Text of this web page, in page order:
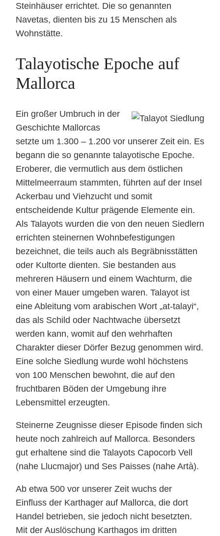
Steinhäuser errichtet. Die so genannten
Navetas, dienten bis zu 15 Menschen als
Wohnstätte.
Talayotische Epoche auf
Mallorca
Ein großer Umbruch in der
Geschichte Mallorcas
setzte um 1.300 – 1.200 vor unserer Zeit ein. Es
begann die so genannte talayotische Epoche.
Eroberer, die vermutlich aus dem östlichen
Mittelmeerraum stammten, führten auf der Insel
Ackerbau und Viehzucht und somit
entscheidende Kultur prägende Elemente ein.
Als Talayots wurden die von den neuen Siedlern
errichten steinernen Wohnbefestigungen
bezeichnet, die teils auch als Begräbnisstätten
oder Kultorte dienten. Sie bestanden aus
mehreren Häusern und einem Wachturm, die
von einer Mauer umgeben waren. Talayot ist
eine Ableitung vom arabischen Wort „at-talayi“,
das als Schild oder Nachtwache übersetzt
werden kann, womit auf den wehrhaften
Charakter dieser Dörfer Bezug genommen wird.
Eine solche Siedlung wurde wohl höchstens
von 100 Menschen bewohnt, die auf den
fruchtbaren Böden der Umgebung ihre
Lebensmittel erzeugten.
Steinerne Zeugnisse dieser Episode finden sich
heute noch zahlreich auf Mallorca. Besonders
gut erhaltene sind die Talayots Capocorb Vell
(nahe Llucmajor) und Ses Paisses (nahe Artà).
Ab etwa 500 vor unserer Zeit wuchs der
Einfluss der Karthager auf Mallorca, die dort
Handel betrieben, sie jedoch nicht besetzten.
Mit der Auslöschung Karthagos im dritten